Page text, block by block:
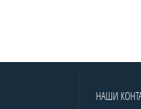
НАШИ